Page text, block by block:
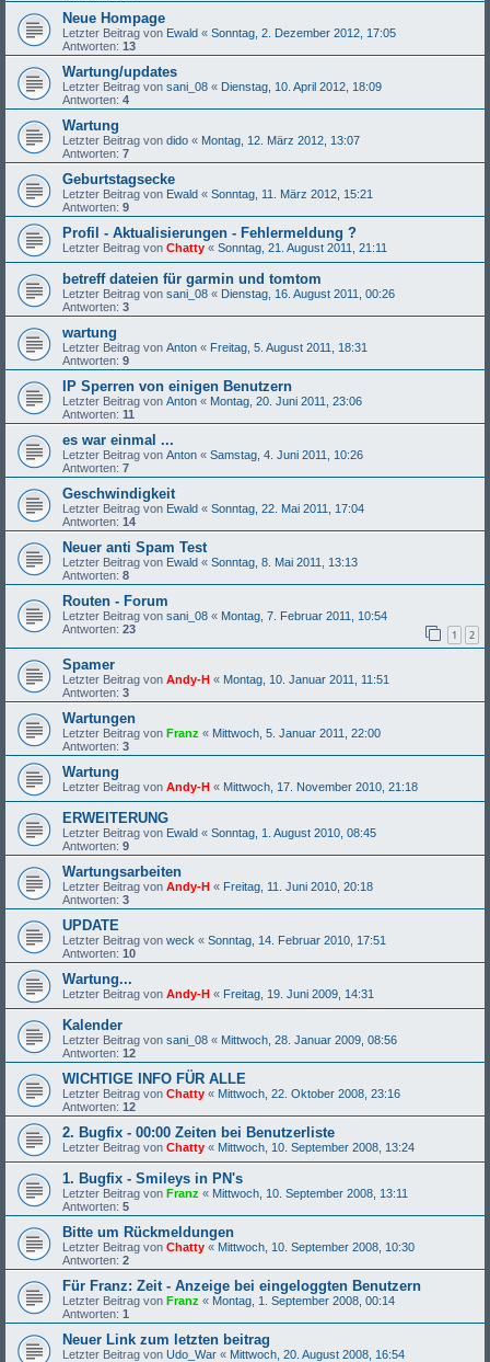
Neue Hompage
Letzter Beitrag von Ewald « Sonntag, 2. Dezember 2012, 17:05
Antworten: 13
Wartung/updates
Letzter Beitrag von sani_08 « Dienstag, 10. April 2012, 18:09
Antworten: 4
Wartung
Letzter Beitrag von dido « Montag, 12. März 2012, 13:07
Antworten: 7
Geburtstagsecke
Letzter Beitrag von Ewald « Sonntag, 11. März 2012, 15:21
Antworten: 9
Profil - Aktualisierungen - Fehlermeldung ?
Letzter Beitrag von Chatty « Sonntag, 21. August 2011, 21:11
betreff dateien für garmin und tomtom
Letzter Beitrag von sani_08 « Dienstag, 16. August 2011, 00:26
Antworten: 3
wartung
Letzter Beitrag von Anton « Freitag, 5. August 2011, 18:31
Antworten: 9
IP Sperren von einigen Benutzern
Letzter Beitrag von Anton « Montag, 20. Juni 2011, 23:06
Antworten: 11
es war einmal ...
Letzter Beitrag von Anton « Samstag, 4. Juni 2011, 10:26
Antworten: 7
Geschwindigkeit
Letzter Beitrag von Ewald « Sonntag, 22. Mai 2011, 17:04
Antworten: 14
Neuer anti Spam Test
Letzter Beitrag von Ewald « Sonntag, 8. Mai 2011, 13:13
Antworten: 8
Routen - Forum
Letzter Beitrag von sani_08 « Montag, 7. Februar 2011, 10:54
Antworten: 23 1 2
Spamer
Letzter Beitrag von Andy-H « Montag, 10. Januar 2011, 11:51
Antworten: 3
Wartungen
Letzter Beitrag von Franz « Mittwoch, 5. Januar 2011, 22:00
Antworten: 3
Wartung
Letzter Beitrag von Andy-H « Mittwoch, 17. November 2010, 21:18
ERWEITERUNG
Letzter Beitrag von Ewald « Sonntag, 1. August 2010, 08:45
Antworten: 9
Wartungsarbeiten
Letzter Beitrag von Andy-H « Freitag, 11. Juni 2010, 20:18
Antworten: 3
UPDATE
Letzter Beitrag von weck « Sonntag, 14. Februar 2010, 17:51
Antworten: 10
Wartung...
Letzter Beitrag von Andy-H « Freitag, 19. Juni 2009, 14:31
Kalender
Letzter Beitrag von sani_08 « Mittwoch, 28. Januar 2009, 08:56
Antworten: 12
WICHTIGE INFO FÜR ALLE
Letzter Beitrag von Chatty « Mittwoch, 22. Oktober 2008, 23:16
Antworten: 12
2. Bugfix - 00:00 Zeiten bei Benutzerliste
Letzter Beitrag von Chatty « Mittwoch, 10. September 2008, 13:24
1. Bugfix - Smileys in PN's
Letzter Beitrag von Franz « Mittwoch, 10. September 2008, 13:11
Antworten: 5
Bitte um Rückmeldungen
Letzter Beitrag von Chatty « Mittwoch, 10. September 2008, 10:30
Antworten: 2
Für Franz: Zeit - Anzeige bei eingeloggten Benutzern
Letzter Beitrag von Franz « Montag, 1. September 2008, 00:14
Antworten: 1
Neuer Link zum letzten beitrag
Letzter Beitrag von Udo_War « Mittwoch, 20. August 2008, 16:54